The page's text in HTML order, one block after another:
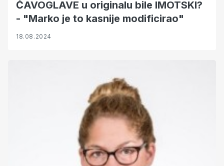
ČAVOGLAVE u originalu bile IMOTSKI?
- "Marko je to kasnije modificirao"
18.08.2024